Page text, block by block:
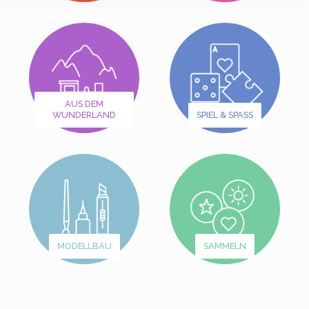
AUS DEM
WUNDERLAND
SPIEL & SPASS
MODELLBAU SAMMELN